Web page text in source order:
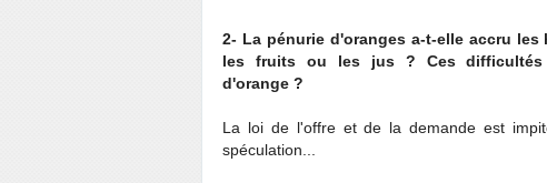
2- La pénurie d'oranges a-t-elle accru
les fruits ou les jus ? Ces difficultés
d'orange ?
La loi de l'offre et de la demande est
spéculation...